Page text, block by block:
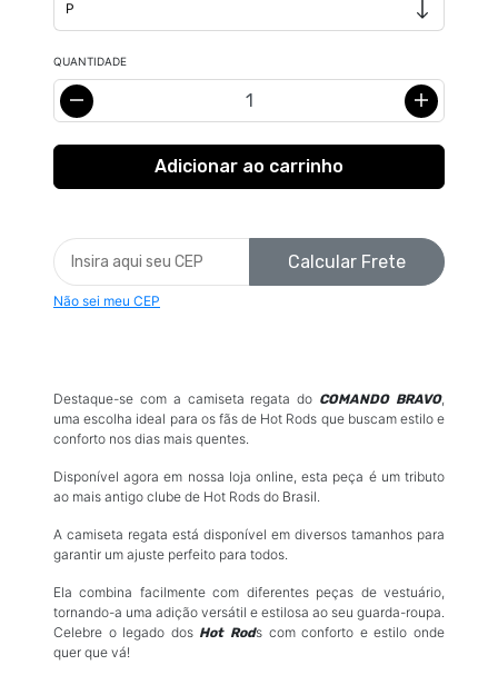
QUANTIDADE
Calcular Frete
Não sei meu CEP
Destaque-se com a camiseta regata do COMANDO BRAVO,
uma escolha ideal para os fãs de Hot Rods que buscam estilo e
conforto nos dias mais quentes.
Disponível agora em nossa loja online, esta peça é um tributo
ao mais antigo clube de Hot Rods do Brasil.
A camiseta regata está disponível em diversos tamanhos para
garantir um ajuste perfeito para todos.
Ela combina facilmente com diferentes peças de vestuário,
tornando-a uma adição versátil e estilosa ao seu guarda-roupa.
Celebre o legado dos Hot Rods com conforto e estilo onde
quer que vá!